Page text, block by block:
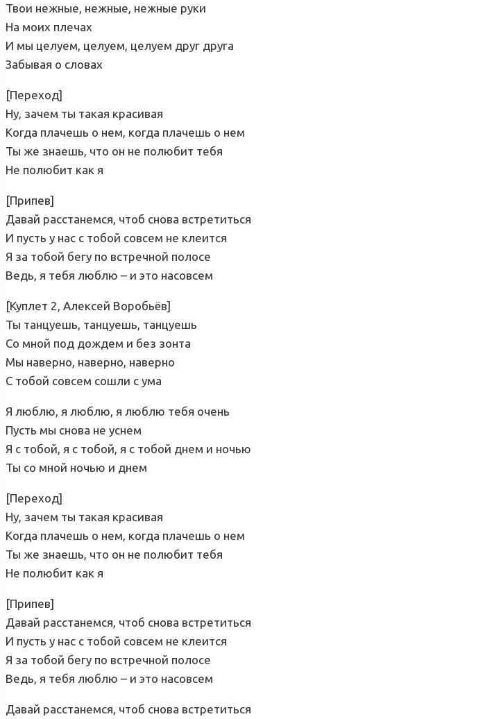
Твои нежные, нежные, нежные руки
На моих плечах
И мы целуем, целуем, целуем друг друга
Забывая о словах
[Переход]
Ну, зачем ты такая красивая
Когда плачешь о нем, когда плачешь о нем
Ты же знаешь, что он не полюбит тебя
Не полюбит как я
[Припев]
Давай расстанемся, чтоб снова встретиться
И пусть у нас с тобой совсем не клеится
Я за тобой бегу по встречной полосе
Ведь, я тебя люблю – и это насовсем
[Куплет 2, Алексей Воробьёв]
Ты танцуешь, танцуешь, танцуешь
Со мной под дождем и без зонта
Мы наверно, наверно, наверно
С тобой совсем сошли с ума
Я люблю, я люблю, я люблю тебя очень
Пусть мы снова не уснем
Я с тобой, я с тобой, я с тобой днем и ночью
Ты со мной ночью и днем
[Переход]
Ну, зачем ты такая красивая
Когда плачешь о нем, когда плачешь о нем
Ты же знаешь, что он не полюбит тебя
Не полюбит как я
[Припев]
Давай расстанемся, чтоб снова встретиться
И пусть у нас с тобой совсем не клеится
Я за тобой бегу по встречной полосе
Ведь, я тебя люблю – и это насовсем
Давай расстанемся, чтоб снова встретиться